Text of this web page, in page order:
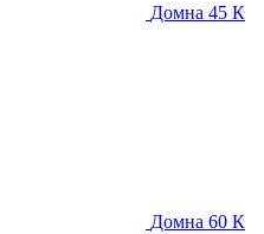
Домна 45 К
Домна 60 К